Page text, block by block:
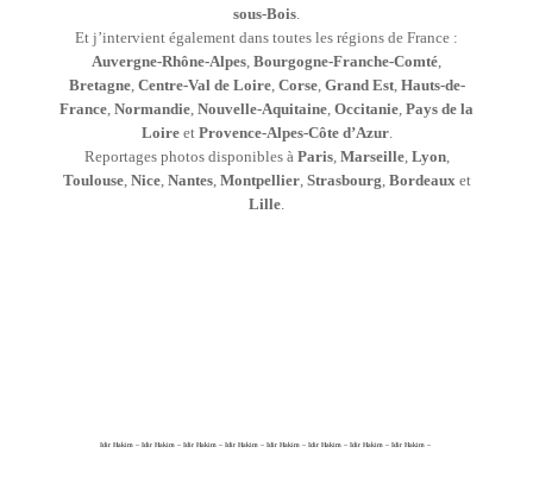
sous-Bois
Et j’intervient également dans toutes les régions de France :
Auvergne-Rhône-Alpes Bourgogne-Franche-Comté
Bretagne, Centre-Val de Loire, Corse, Grand Est, Hauts-de-
France Normandie Nouvelle-Aquitaine Occitanie Pays de la
Loireet Provence-Alpes-Côte d’Azur.
Reportages photos disponibles à Paris, Marseille, Lyon,
Toulouse, Nice, Nantes, Montpellier, Strasbourg Bordeaux et
Lille
Idir Hakim – Idir Hakim – Idir Hakim – Idir Hakim – Idir Hakim – Idir Hakim – Idir Hakim – Idir Hakim –